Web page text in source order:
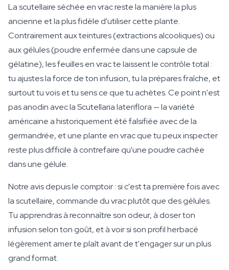
La scutellaire séchée en vrac reste la manière la plus
ancienne et la plus fidèle d'utiliser cette plante.
Contrairement aux teintures (extractions alcooliques) ou
aux gélules (poudre enfermée dans une capsule de
gélatine), les feuilles en vrac te laissent le contrôle total :
tu ajustes la force de ton infusion, tu la prépares fraîche, et
surtout tu vois et tu sens ce que tu achètes. Ce point n'est
pas anodin avec la Scutellaria lateriflora — la variété
américaine a historiquement été falsifiée avec de la
germandrée, et une plante en vrac que tu peux inspecter
reste plus difficile à contrefaire qu'une poudre cachée
dans une gélule.
Notre avis depuis le comptoir : si c'est ta première fois avec
la scutellaire, commande du vrac plutôt que des gélules.
Tu apprendras à reconnaître son odeur, à doser ton
infusion selon ton goût, et à voir si son profil herbacé
légèrement amer te plaît avant de t'engager sur un plus
grand format.